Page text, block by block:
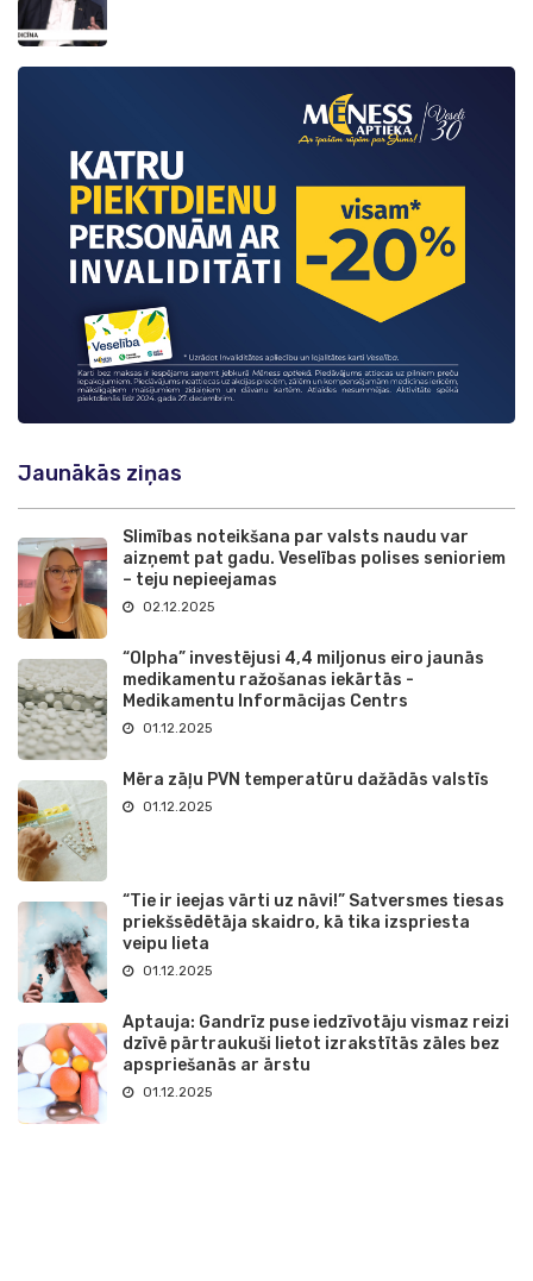
Jaunākās ziņas
Slimības noteikšana par valsts naudu var
aizņemt pat gadu. Veselības polises senioriem
– teju nepieejamas
02.12.2025
“Olpha” investējusi 4,4 miljonus eiro jaunās
medikamentu ražošanas iekārtās -
Medikamentu Informācijas Centrs
01.12.2025
Mēra zāļu PVN temperatūru dažādās valstīs
01.12.2025
“Tie ir ieejas vārti uz nāvi!” Satversmes tiesas
priekšsēdētāja skaidro, kā tika izspriesta
veipu lieta
01.12.2025
Aptauja: Gandrīz puse iedzīvotāju vismaz reizi
dzīvē pārtraukuši lietot izrakstītās zāles bez
apspriešanās ar ārstu
01.12.2025